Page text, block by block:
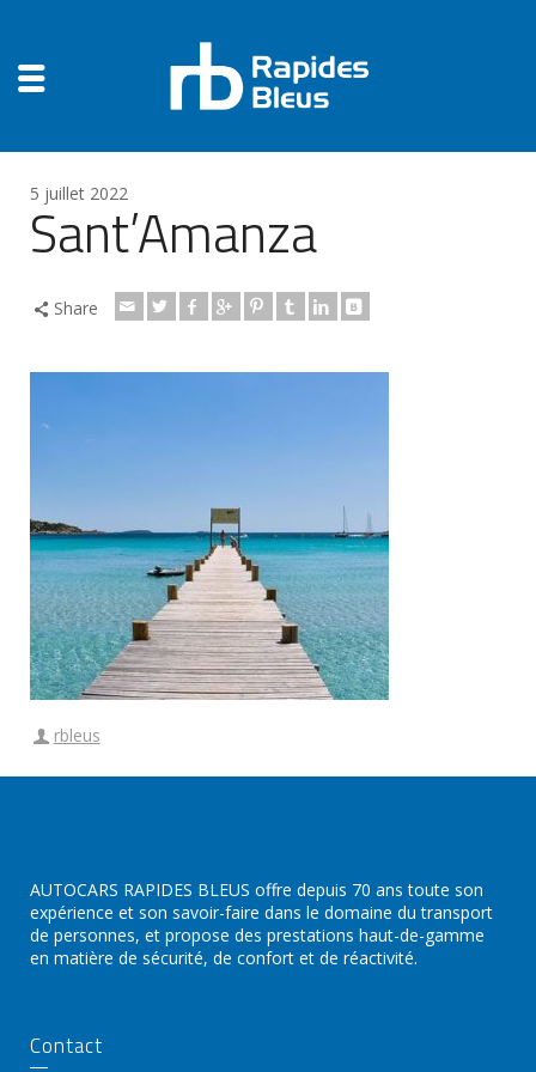
5 juillet 2022
Sant’Amanza
Share
rbleus
AUTOCARS RAPIDES BLEUS offre depuis 70 ans toute son
expérience et son savoir-faire dans le domaine du transport
de personnes, et propose des prestations haut-de-gamme
en matière de sécurité, de confort et de réactivité.
Contact